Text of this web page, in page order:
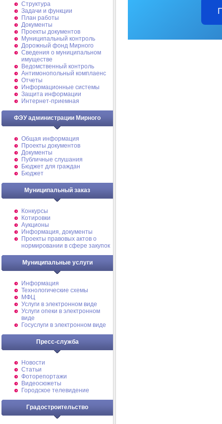
Структура
Задачи и функции
План работы
Документы
Проекты документов
Муниципальный контроль
Дорожный фонд Мирного
Cведения о муниципальном
имуществе
Ведомственный контроль
Антимонопольный комплаенс
Отчеты
Информационные системы
Защита информации
Интернет-приемная
ФЭУ администрации Мирного
Общая информация
Проекты документов
Документы
Публичные слушания
Бюджет для граждан
Бюджет
Муниципальный заказ
Конкурсы
Котировки
Аукционы
Информация, документы
Проекты правовых актов о
нормировании в сфере закупок
Муниципальные услуги
Информация
Технологические схемы
МФЦ
Услуги в электронном виде
Услуги опеки в электронном
виде
Госуслуги в электронном виде
Пресс-служба
Новости
Статьи
Фоторепортажи
Видеосюжеты
Городское телевидение
Градостроительство